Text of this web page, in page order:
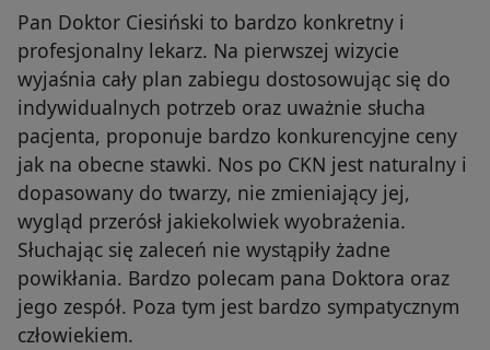
Pan Doktor Ciesiński to bardzo konkretny i
profesjonalny lekarz. Na pierwszej wizycie
wyjaśnia cały plan zabiegu dostosowując się do
indywidualnych potrzeb oraz uważnie słucha
pacjenta, proponuje bardzo konkurencyjne ceny
jak na obecne stawki. Nos po CKN jest naturalny i
dopasowany do twarzy, nie zmieniający jej,
wygląd przerósł jakiekolwiek wyobrażenia.
Słuchając się zaleceń nie wystąpiły żadne
powikłania. Bardzo polecam pana Doktora oraz
jego zespół. Poza tym jest bardzo sympatycznym
człowiekiem.